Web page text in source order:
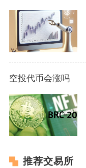
空投代币会涨吗
推荐交易所